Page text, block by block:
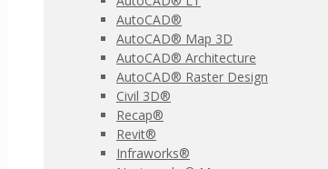
AutoCAD®
AutoCAD® Map 3D
AutoCAD® Architecture
AutoCAD® Raster Design
Civil 3D®
Recap®
Revit®
Infraworks®